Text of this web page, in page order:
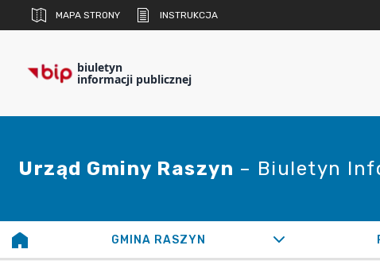
MAPA STRONY INSTRUKCJA
biuletyn
informacji publicznej
Urząd Gminy Raszyn – Biuletyn
GMINA RASZYN